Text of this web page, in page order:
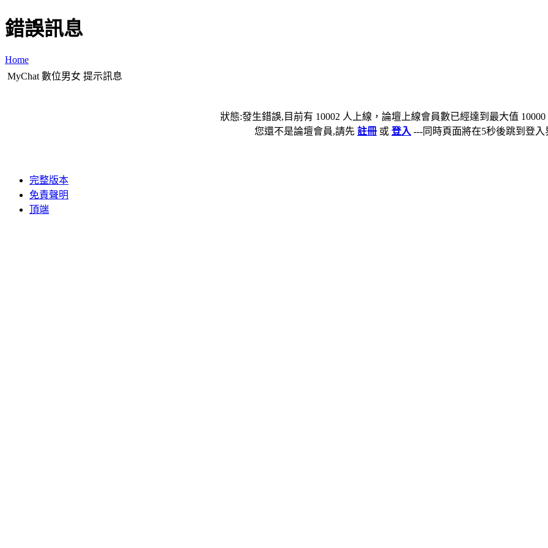
錯誤訊息
Home
MyChat 數位男女 提示訊息
狀態:發生錯誤,目前有 10002 人上線，論壇上線會員數已經達到最大值
您還不是論壇會員,請先 註冊 或 登入 ---同時頁面將在5秒後跳到登入
完整版本
免責聲明
頂端